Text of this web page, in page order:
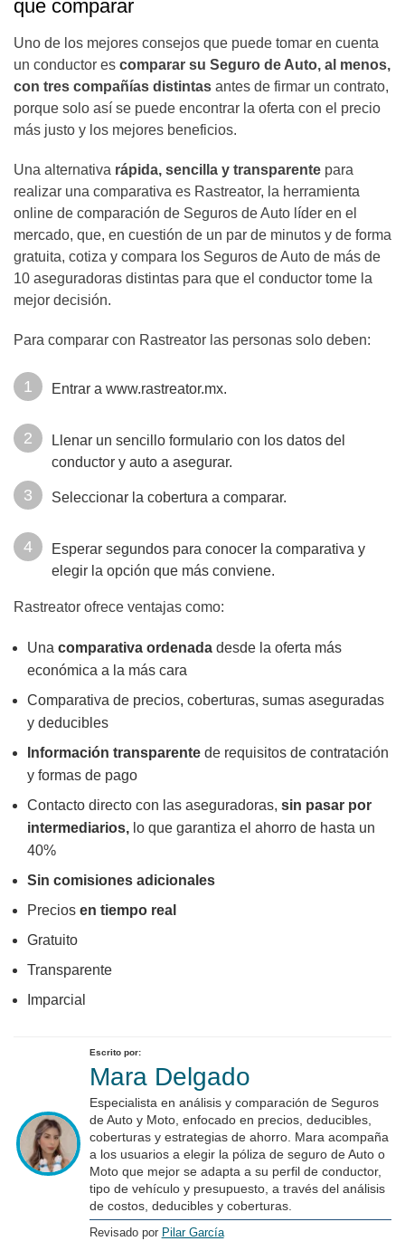
que comparar
Uno de los mejores consejos que puede tomar en cuenta
un conductor es comparar su Seguro de Auto, al menos,
con tres compañías distintas antes de firmar un contrato,
porque solo así se puede encontrar la oferta con el precio
más justo y los mejores beneficios.
Una alternativa rápida, sencilla y transparente para
realizar una comparativa es Rastreator, la herramienta
online de comparación de Seguros de Auto líder en el
mercado, que, en cuestión de un par de minutos y de forma
gratuita, cotiza y compara los Seguros de Auto de más de
10 aseguradoras distintas para que el conductor tome la
mejor decisión.
Para comparar con Rastreator las personas solo deben:
Entrar a www.rastreator.mx.
Llenar un sencillo formulario con los datos del
conductor y auto a asegurar.
Seleccionar la cobertura a comparar.
Esperar segundos para conocer la comparativa y
elegir la opción que más conviene.
Rastreator ofrece ventajas como:
Una comparativa ordenada desde la oferta más
económica a la más cara
Comparativa de precios, coberturas, sumas aseguradas
y deducibles
Información transparente de requisitos de contratación
y formas de pago
Contacto directo con las aseguradoras, sin pasar por
intermediarios, lo que garantiza el ahorro de hasta un
40%
Sin comisiones adicionales
Precios en tiempo real
Gratuito
Transparente
Imparcial
Escrito por:
Mara Delgado
Especialista en análisis y comparación de Seguros
de Auto y Moto, enfocado en precios, deducibles,
coberturas y estrategias de ahorro. Mara acompaña
a los usuarios a elegir la póliza de seguro de Auto o
Moto que mejor se adapta a su perfil de conductor,
tipo de vehículo y presupuesto, a través del análisis
de costos, deducibles y coberturas.
Revisado por Pilar García